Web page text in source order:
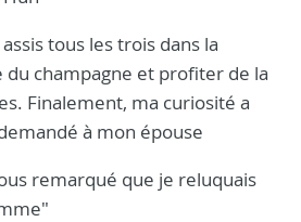
tous les trois dans la
champagne et profiter de la
Finalement, ma curiosité a
à mon épouse
remarqué que je reluquais